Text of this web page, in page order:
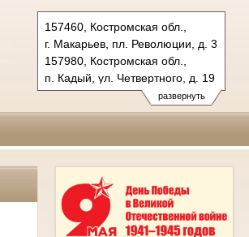
развернуть
157460, Костромская обл.,
г. Макарьев, пл. Революции, д. 3
157980, Костромская обл.,
п. Кадый, ул. Четвертного, д. 19
Тел.: +7(494-45) 55-5-57,
+7(494-42) 3-40-43
kadiysky.kst@sudrf.ru